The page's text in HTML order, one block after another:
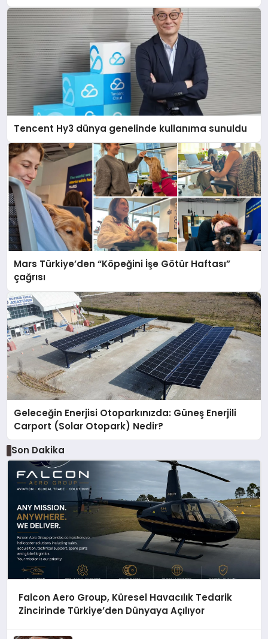
Tencent Hy3 dünya genelinde kullanıma sunuldu
Mars Türkiye’den “Köpeğini İşe Götür Haftası”
çağrısı
Geleceğin Enerjisi Otoparkınızda: Güneş Enerjili
Carport (Solar Otopark) Nedir?
Son Dakika
Falcon Aero Group, Küresel Havacılık Tedarik
Zincirinde Türkiye’den Dünyaya Açılıyor